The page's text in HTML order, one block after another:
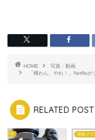
HOME
写真・動画
「構わん、やれ！」Netflix
RELATED POST
投稿:アスカ